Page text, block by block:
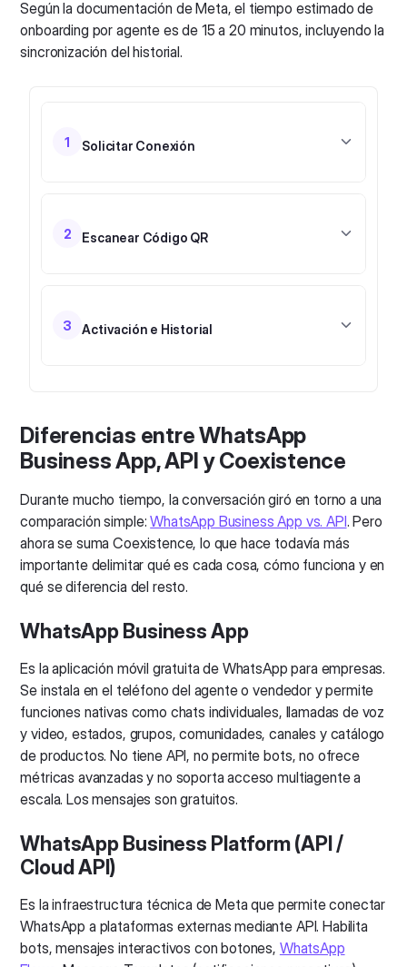
Según la documentación de Meta, el tiempo estimado de
onboarding por agente es de 15 a 20 minutos, incluyendo la
sincronización del historial.
1 Solicitar Conexión
Business Managerpara autorizar la integración
2 Escanear Código QR
sincronización bidireccional se activa al instante.
3 Activación e Historial
Importante: Historial
momento. Si omites este paso, no podrás hacerlo
después.
Diferencias entre WhatsApp
Business App, API y Coexistence
Durante mucho tiempo, la conversación giró en torno a una
comparación simple:WhatsApp Business App vs. API. Pero
ahora se suma Coexistence, lo que hace todavía más
importante delimitar qué es cada cosa, cómo funciona y en
qué se diferencia del resto.
WhatsApp Business App
Es la aplicación móvil gratuita de WhatsApp para empresas.
Se instala en el teléfono del agente o vendedor y permite
funciones nativas como chats individuales, llamadas de voz
y video, estados, grupos, comunidades, canales y catálogo
de productos. No tiene API, no permite bots, no ofrece
métricas avanzadas y no soporta acceso multiagente a
escala. Los mensajes son gratuitos.
WhatsApp Business Platform (API /
Cloud API)
Es la infraestructura técnica de Meta que permite conectar
WhatsApp a plataformas externas mediante API. Habilita
bots, mensajes interactivos con botones, WhatsApp